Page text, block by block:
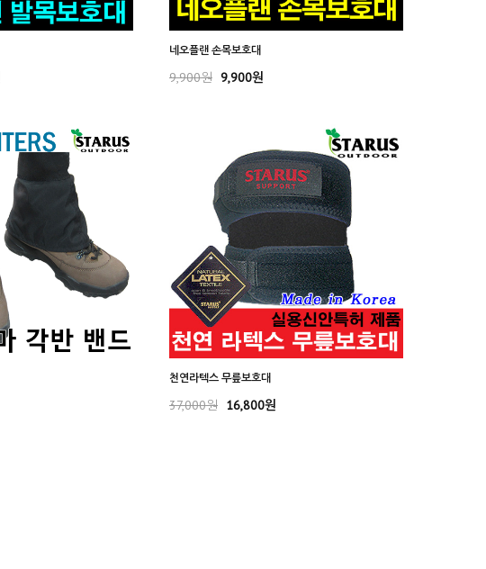
네오플랜 손목보호대
9,900원 9,900원
천연라텍스 무릎보호대
37,000원 16,800원